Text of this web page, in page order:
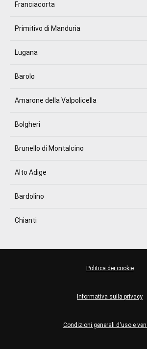
Franciacorta
Primitivo di Manduria
Lugana
Barolo
Amarone della Valpolicella
Bolgheri
Brunello di Montalcino
Alto Adige
Bardolino
Chianti
Condizioni generali d'uso e
Informativa sulla privacy
Politica dei cookie